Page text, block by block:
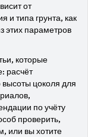
от
и типа грунта, как
этих параметров
которые
расчёт
цоколя для
по учёту
проверить,
или вы хотите